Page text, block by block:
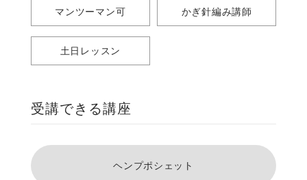
マンツーマン可 かぎ針編み講師
土日レッスン
受講できる講座
ヘンプポシェット